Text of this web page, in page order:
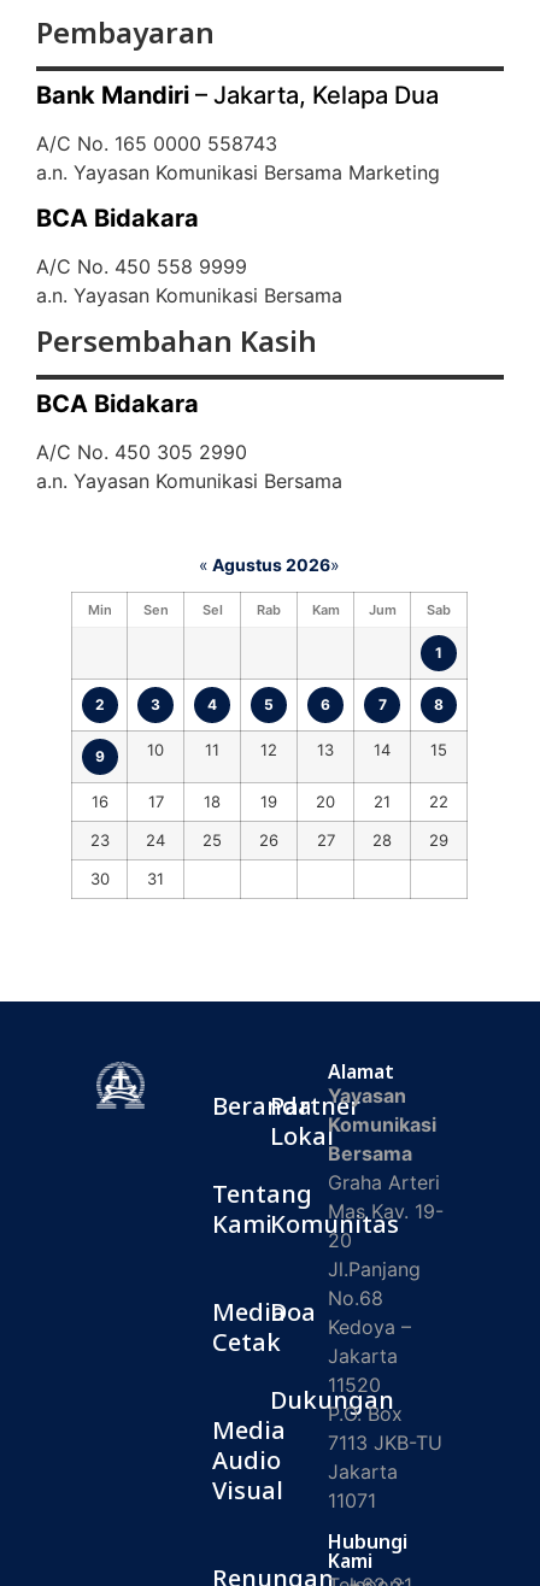
Pembayaran
Bank Mandiri – Jakarta, Kelapa Dua
A/C No. 165 0000 558743
a.n. Yayasan Komunikasi Bersama Marketing
BCA Bidakara
A/C No. 450 558 9999
a.n. Yayasan Komunikasi Bersama
Persembahan Kasih
BCA Bidakara
A/C No. 450 305 2990
a.n. Yayasan Komunikasi Bersama
« Agustus 2026»
Min Sen Sel Rab Kam Jum Sab
1
2 3 4 5 6 7 8
9 10 11 12 13 14 15
16 17 18 19 20 21
22
23
24 25 26 27 28
29
30
31
Beranda
Tentang
Kami
Media
Cetak
Media
Audio
Visual
Renungan
Partner
Lokal
Komunitas
Doa
Dukungan
Alamat
Yayasan
Komunikasi
Bersama
Graha Arteri
Mas Kav. 19-
20
Jl.Panjang
No.68
Kedoya –
Jakarta
11520
P.O. Box
7113 JKB-TU
Jakarta
11071
Hubungi
Kami